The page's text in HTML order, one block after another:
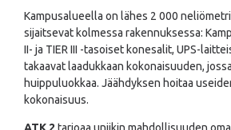
Kampusalueella on lähes 2 000
sijaitsevat kolmessa rakennuksessa:
II- ja TIER III -tasoiset konesalit, UPS-
takaavat laadukkaan kokonaisuuden,
huippuluokkaa. Jäähdyksen hoitaa
kokonaisuus.